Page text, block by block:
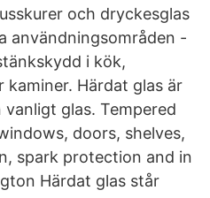
och dryckesglas
användningsområden -
i kök,
Härdat glas är
glas. Tempered
doors, shelves,
spark protection and in
Härdat glas står